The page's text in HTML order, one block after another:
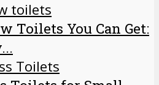
Toilets You Can Get: